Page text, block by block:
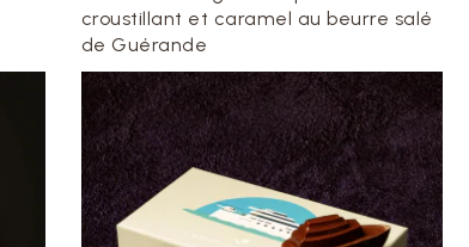
croustillant et caramel au beurre salé
de Guérande